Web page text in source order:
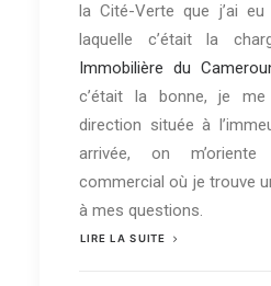
la Cité-Verte que j’ai eu
laquelle c’était la
Immobilière du
c’était la bonne, je
direction située à
arrivée, on
commercial où je trouve
à mes questions.
LIRE LA SUITE